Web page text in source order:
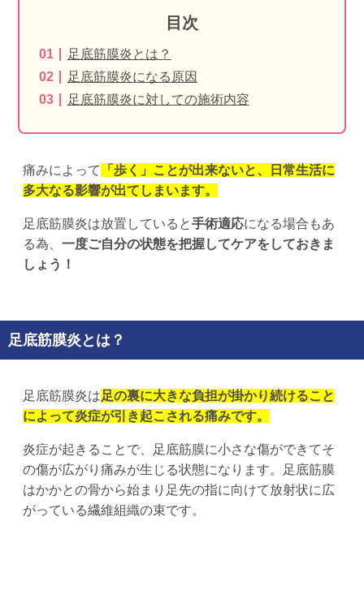
目次
足底筋膜炎とは？
足底筋膜炎になる原因
足底筋膜炎に対しての施術内容
痛みによって
「歩く」ことが出来ないと、日常生活に
多大なる影響が出てしまいます。
足底筋膜炎は放置していると手術適応になる場合もあ
る為、 一度ご自分の状態を把握してケアをしておきま
しょう！
足底筋膜炎とは？
足底筋膜炎は足の裏に大きな負担が掛かり続けること
によって炎症が引き起こされる痛みです。
炎症が起きることで、足底筋膜に小さな傷ができてそ
の傷が広がり痛みが生じる状態になります。足底筋膜
はかかとの骨から始まり足先の指に向けて放射状に広
がっている繊維組織の束です。